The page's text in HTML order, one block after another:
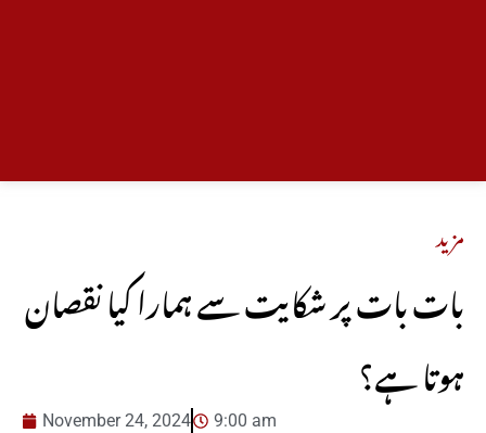
مزید
بات بات پر شکایت سے ہمارا کیا نقصان
ہوتا ہے؟
November 24, 2024 9:00 am